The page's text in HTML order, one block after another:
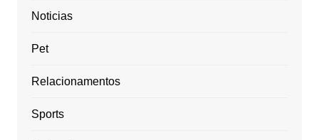
Noticias
Pet
Relacionamentos
Sports